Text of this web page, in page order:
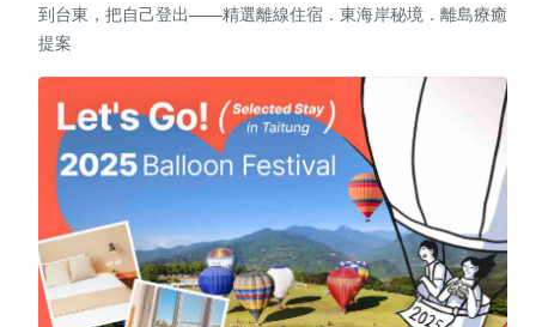
到台東，把自己登出——精選離線住宿．東海岸秘境．離島療癒
提案